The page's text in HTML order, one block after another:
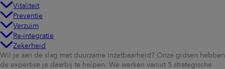
Vitaliteit
Preventie
Verzuim
Re-integratie
Zekerheid
Wil je aan de slag met duurzame inzetbaarheid? Onze gidsen hebben
de expertise je daarbij te helpen. We werken vanuit 5 strategische